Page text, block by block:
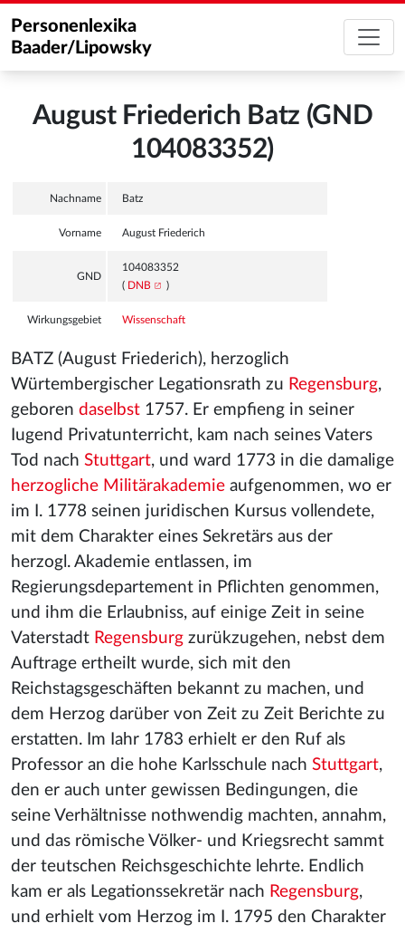
Personenlexika
Baader/Lipowsky
August Friederich Batz (GND
104083352)
Nachname Batz
Vorname August Friederich
GND
104083352
( DNB )
Wirkungsgebiet Wissenschaft
BATZ (August Friederich), herzoglich
Würtembergischer Legationsrath zu Regensburg,
geboren daselbst 1757. Er empfieng in seiner
Iugend Privatunterricht, kam nach seines Vaters
Tod nach Stuttgart, und ward 1773 in die damalige
herzogliche Militärakademie aufgenommen, wo er
im I. 1778 seinen juridischen Kursus vollendete,
mit dem Charakter eines Sekretärs aus der
herzogl. Akademie entlassen, im
Regierungsdepartement in Pflichten genommen,
und ihm die Erlaubniss, auf einige Zeit in seine
Vaterstadt Regensburg zurükzugehen, nebst dem
Auftrage ertheilt wurde, sich mit den
Reichstagsgeschäften bekannt zu machen, und
dem Herzog darüber von Zeit zu Zeit Berichte zu
erstatten. Im Iahr 1783 erhielt er den Ruf als
Professor an die hohe Karlsschule nach Stuttgart,
den er auch unter gewissen Bedingungen, die
seine Verhältnisse nothwendig machten, annahm,
und das römische Völker- und Kriegsrecht sammt
der teutschen Reichsgeschichte lehrte. Endlich
kam er als Legationssekretär nach Regensburg,
und erhielt vom Herzog im I. 1795 den Charakter